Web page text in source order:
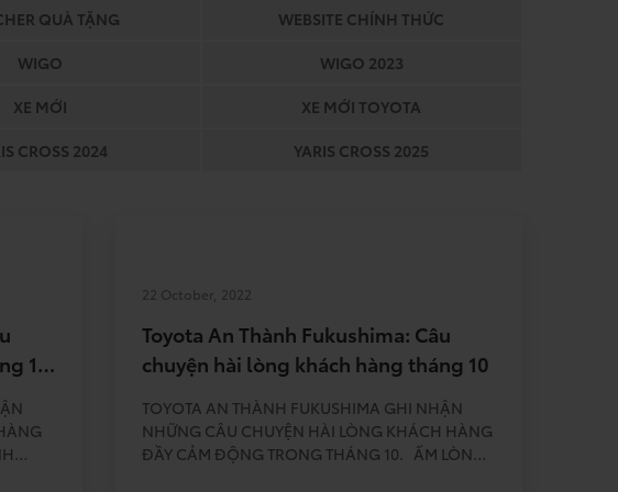
QUÀ TẶNG
WEBSITE CHÍNH THỨC
WIGO
WIGO 2023
XE MỚI
XE MỚI TOYOTA
CROSS 2024 YARIS CROSS 2025
10
22 October, 2022
Toyota An Thành Fukushima: Câu
chuyện hài lòng khách hàng tháng 10
TOYOTA AN THÀNH FUKUSHIMA GHI NHẬN
NHỮNG CÂU CHUYỆN HÀI LÒNG KHÁCH HÀNG
ĐẦY CẢM ĐỘNG TRONG THÁNG 10. ẤM LÒNG